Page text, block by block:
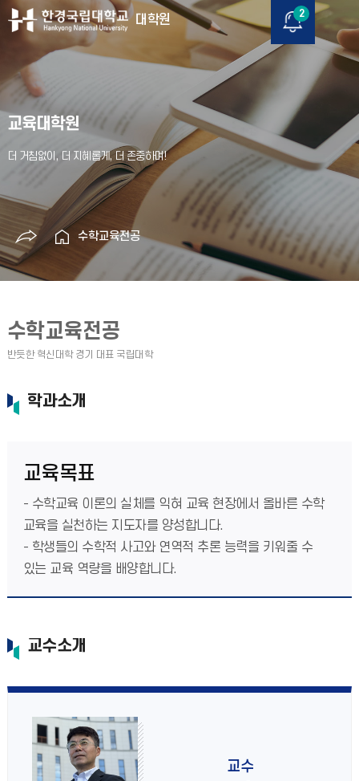
대학원 2
교육대학원
수학교육전공
수학교육전공
학과소개
교육목표
- 수학교육 이론의 실체를 익혀 교육 현장에서 올바른 수학
교육을 실천하는 지도자를 양성합니다.
- 학생들의 수학적 사고와 연역적 추론 능력을 키워줄 수
있는 교육 역량을 배양합니다.
교수소개
교수